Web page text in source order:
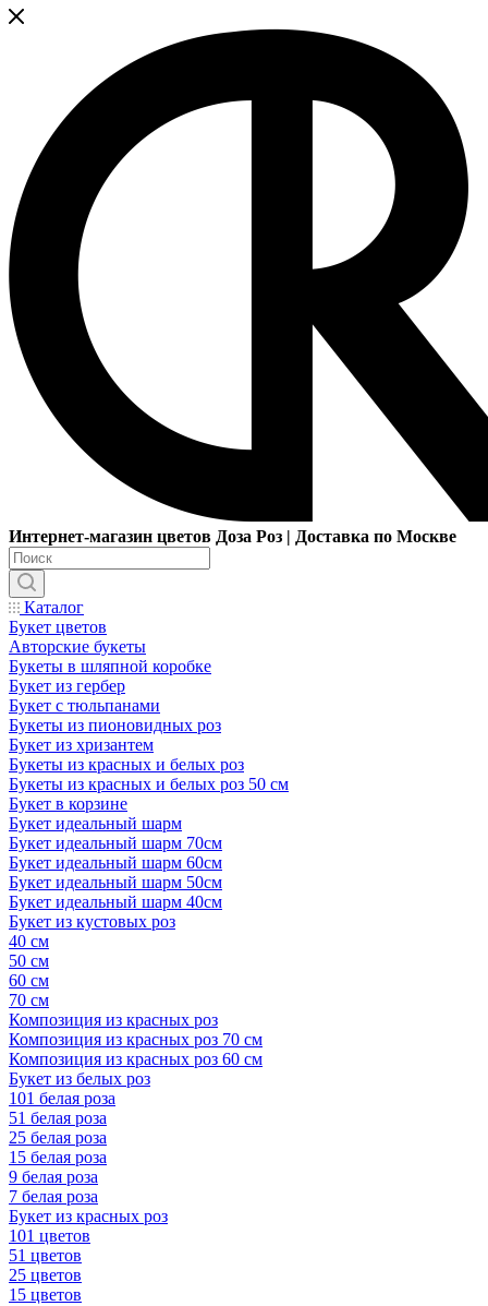
Интернет-магазин цветов Доза Роз | Доставка по Москве
Каталог
Букет цветов
Авторские букеты
Букеты в шляпной коробке
Букет из гербер
Букет с тюльпанами
Букеты из пионовидных роз
Букет из хризантем
Букеты из красных и белых роз
Букеты из красных и белых роз 50 см
Букет в корзине
Букет идеальный шарм
Букет идеальный шарм 70см
Букет идеальный шарм 60см
Букет идеальный шарм 50см
Букет идеальный шарм 40см
Букет из кустовых роз
40 см
50 см
60 см
70 см
Композиция из красных роз
Композиция из красных роз 70 см
Композиция из красных роз 60 см
Букет из белых роз
101 белая роза
51 белая роза
25 белая роза
15 белая роза
9 белая роза
7 белая роза
Букет из красных роз
101 цветов
51 цветов
25 цветов
15 цветов